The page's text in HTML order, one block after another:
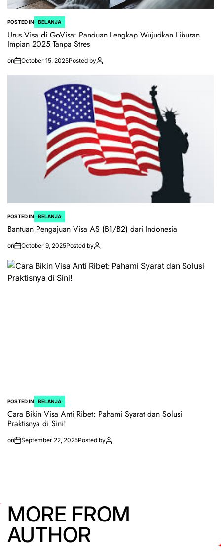
POSTED IN BELANJA
Urus Visa di GoVisa: Panduan Lengkap Wujudkan Liburan
Impian 2025 Tanpa Stres
on October 15, 2025Posted by
POSTED IN BELANJA
Bantuan Pengajuan Visa AS (B1/B2) dari Indonesia
on October 9, 2025Posted by
POSTED IN BELANJA
Cara Bikin Visa Anti Ribet: Pahami Syarat dan Solusi
Praktisnya di Sini!
on September 22, 2025Posted by
MORE FROM
AUTHOR